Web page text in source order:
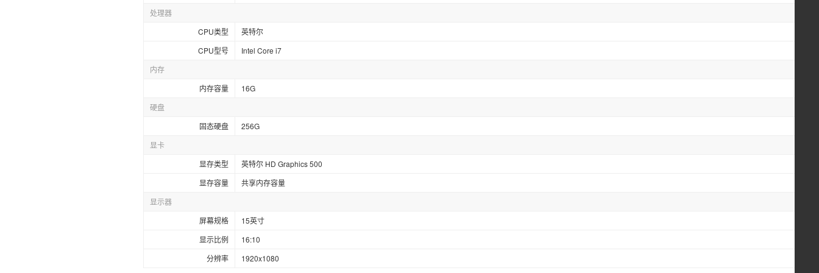
处理器
CPU类型
英特尔
CPU型号
Intel Core i7
内存
内存容量
16G
硬盘
固态硬盘
256G
显卡
显存类型
英特尔 HD Graphics 500
显存容量
共享内存容量
显示器
屏幕规格
15英寸
显示比例
16:10
分辨率
1920x1080